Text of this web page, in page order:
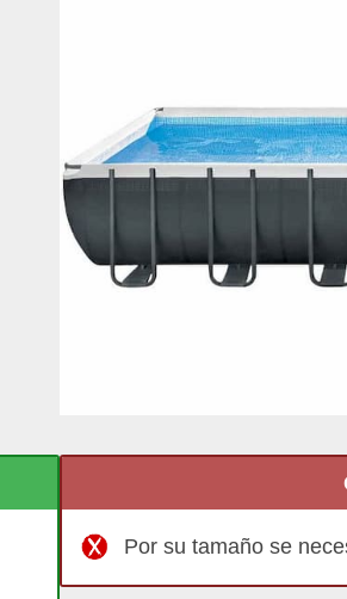
Por su tamaño se